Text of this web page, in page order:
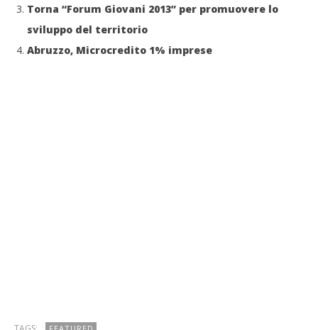
Torna “Forum Giovani 2013” per promuovere lo
sviluppo del territorio
Abruzzo, Microcredito 1% imprese